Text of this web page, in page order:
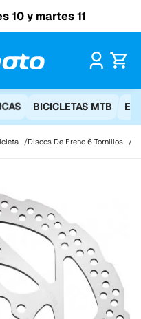
10 y martes 11
BICICLETAS MTB
Discos De Freno 6 Tornillos